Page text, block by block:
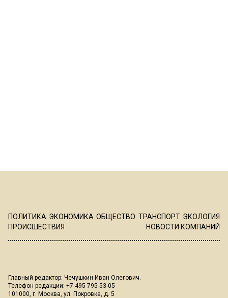
ПОЛИТИКА ЭКОНОМИКА ОБЩЕСТВО ТРАНСПОРТ ЭКОЛОГИЯ
ПРОИСШЕСТВИЯ
НОВОСТИ КОМПАНИЙ
Главный редактор: Чечушкин Иван Олегович.
Телефон редакции: +7 495 795-53-05
101000, г. Москва, ул. Покровка, д. 5